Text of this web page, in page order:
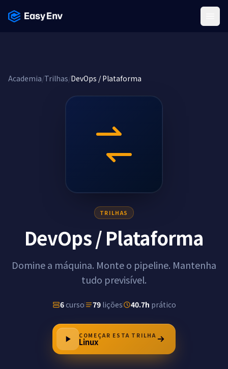
Academia/Trilhas/DevOps / Plataforma
TRILHAS
DevOps / Plataforma
Domine a máquina. Monte o pipeline. Mantenha
tudo previsível.
6curso 79 lições 40.7h prático
COMEÇAR ESTA TRILHA
Linux